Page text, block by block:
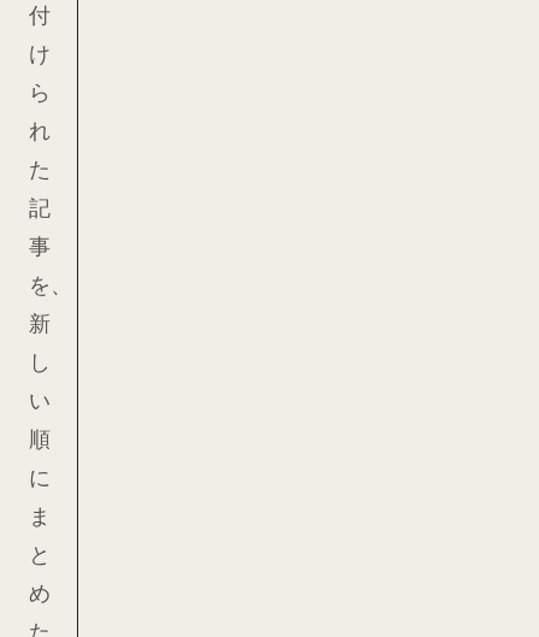
付
け
ら
れ
た
記
事
を、
新
し
い
順
に
ま
と
め
た